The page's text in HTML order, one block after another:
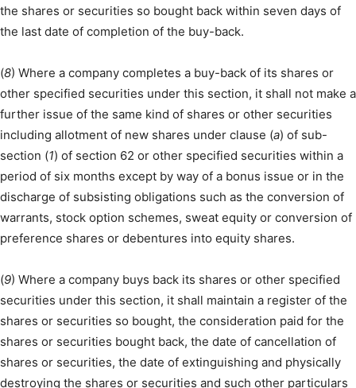
the shares or securities so bought back within seven days of
the last date of completion of the buy-back.
(8) Where a company completes a buy-back of its shares or
other specified securities under this section, it shall not make a
further issue of the same kind of shares or other securities
including allotment of new shares under clause (a) of sub-
section (1) of section 62 or other specified securities within a
period of six months except by way of a bonus issue or in the
discharge of subsisting obligations such as the conversion of
warrants, stock option schemes, sweat equity or conversion of
preference shares or debentures into equity shares.
(9) Where a company buys back its shares or other specified
securities under this section, it shall maintain a register of the
shares or securities so bought, the consideration paid for the
shares or securities bought back, the date of cancellation of
shares or securities, the date of extinguishing and physically
destroying the shares or securities and such other particulars